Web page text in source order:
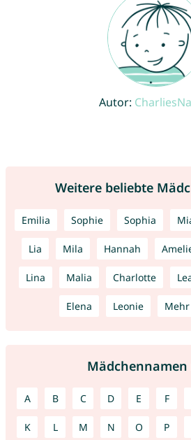
Autor:
Weitere beliebte
Emilia Sophie Sophia
Lia Mila Hannah
Lina Malia Charlotte
Elena Leonie
Mädchennamen
A B C D E F
K L M N O P